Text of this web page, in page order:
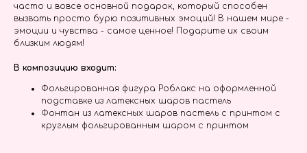
часто и вовсе основной подарок, который способен
вызвать просто бурю позитивных эмоций! В нашем мире -
эмоции и чувства - самое ценное! Подарите их своим
близким людям!
В композицию входит:
Фольгированная фигура Роблакс на оформленной
подставке из латексных шаров пастель
Фонтан из латексных шаров пастель с принтом с
круглым фольгированным шаром с принтом